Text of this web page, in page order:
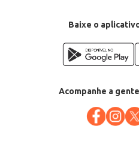
Baixe o
Acompanhe a